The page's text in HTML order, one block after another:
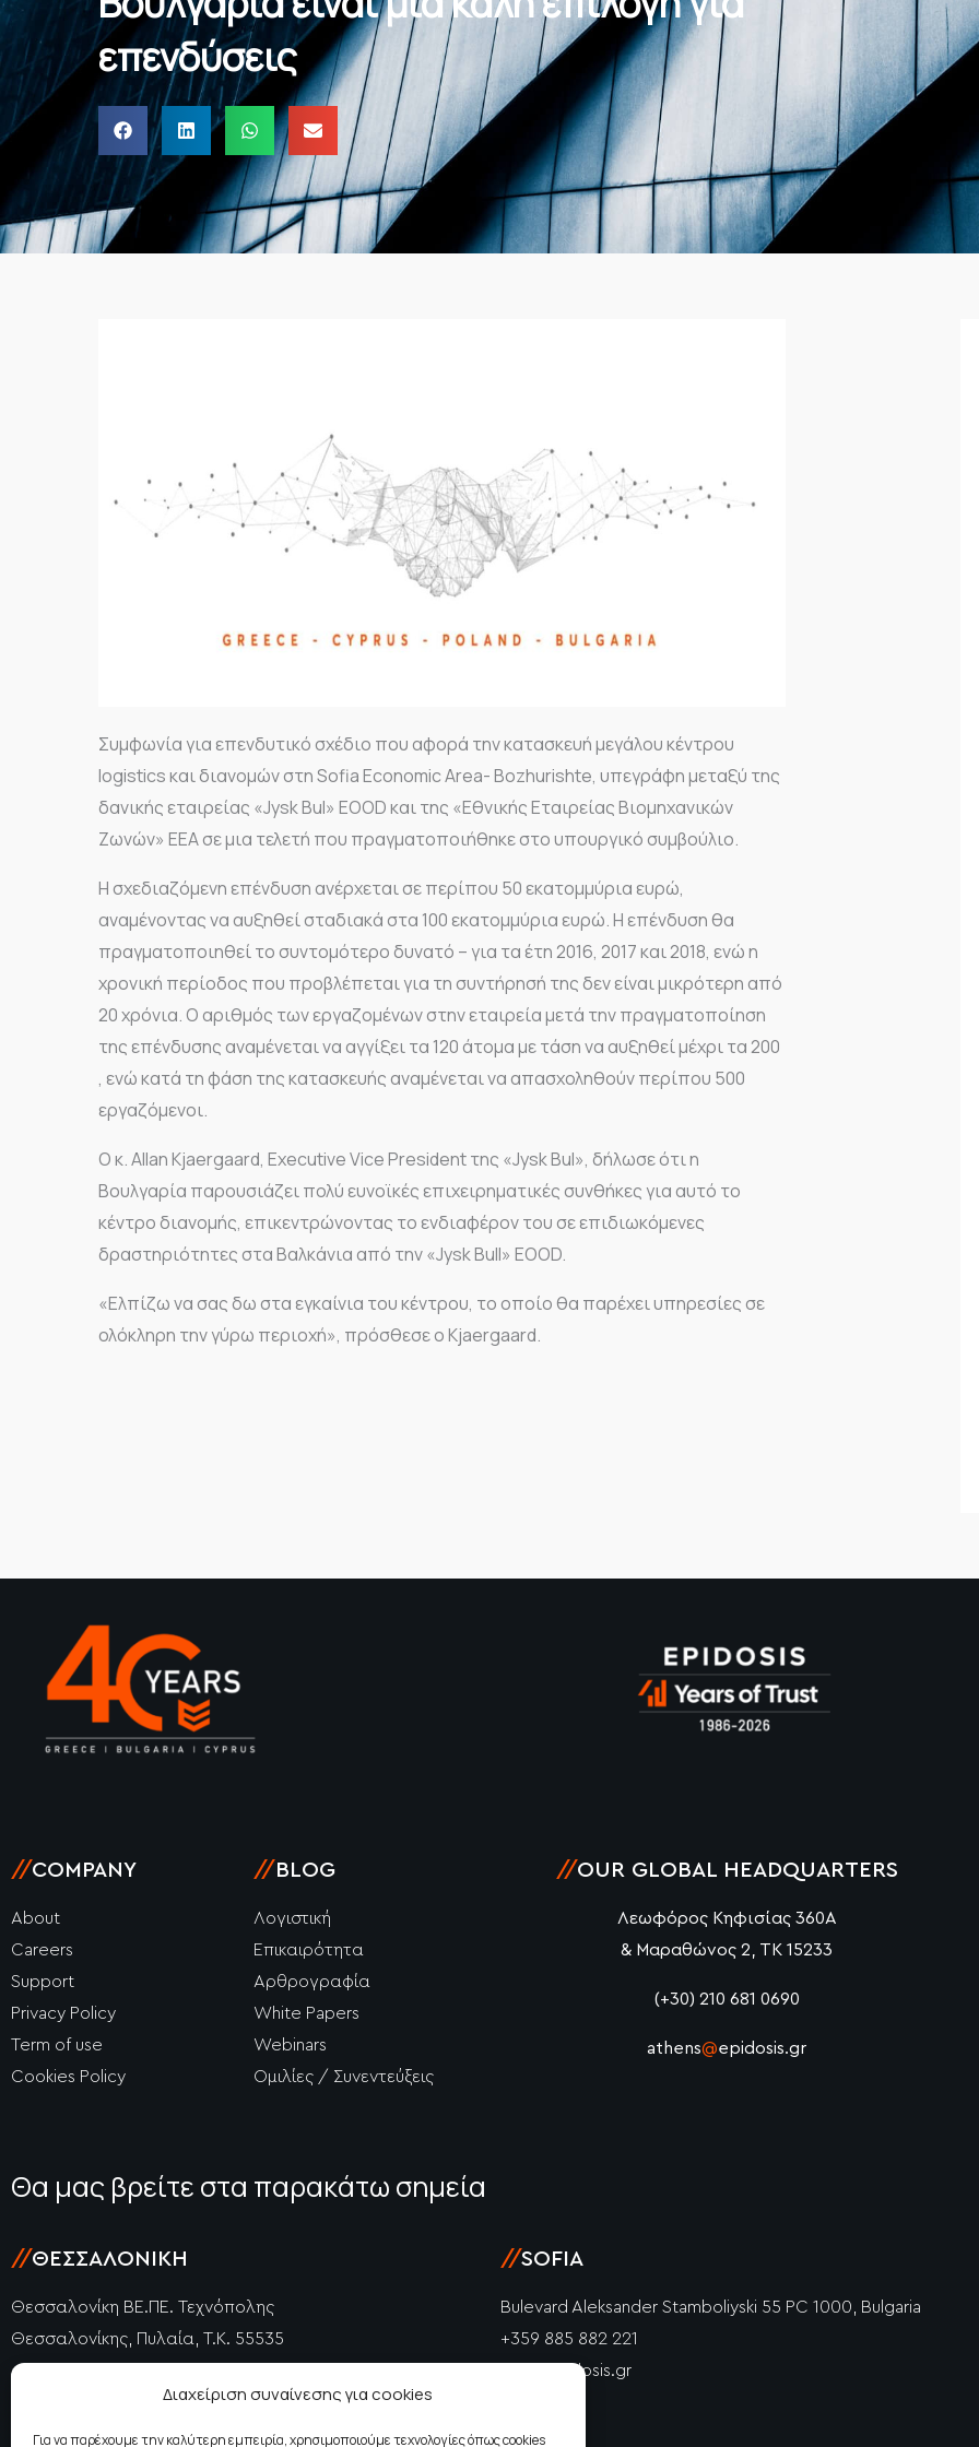
Διαχείριση συναίνεσης για cookies
Για να παρέχουμε την καλύτερη εμπειρία, χρησιμοποιούμε τεχνολογίες όπως cookies
επενδύσεις
Συμφωνία για επενδυτικό σχέδιο που αφορά την κατασκευή μεγάλου κέντρου
logistics και διανομών στη Sofia Economic Area- Bozhurishte, υπεγράφη μεταξύ της
δανικής εταιρείας «Jysk Bul» EOOD και της «Εθνικής Εταιρείας Βιομηχανικών
Ζωνών» ΕΕΑ σε μια τελετή που πραγματοποιήθηκε στο υπουργικό συμβούλιο.
Η σχεδιαζόμενη επένδυση ανέρχεται σε περίπου 50 εκατομμύρια ευρώ,
αναμένοντας να αυξηθεί σταδιακά στα 100 εκατομμύρια ευρώ. Η επένδυση θα
πραγματοποιηθεί το συντομότερο δυνατό – για τα έτη 2016, 2017 και 2018, ενώ η
χρονική περίοδος που προβλέπεται για τη συντήρησή της δεν είναι μικρότερη από
20 χρόνια. Ο αριθμός των εργαζομένων στην εταιρεία μετά την πραγματοποίηση
της επένδυσης αναμένεται να αγγίξει τα 120 άτομα με τάση να αυξηθεί μέχρι τα 200
, ενώ κατά τη φάση της κατασκευής αναμένεται να απασχοληθούν περίπου 500
εργαζόμενοι.
Ο κ. Allan Kjaergaard, Executive Vice President της «Jysk Bul», δήλωσε ότι η
Βουλγαρία παρουσιάζει πολύ ευνοϊκές επιχειρηματικές συνθήκες για αυτό το
κέντρο διανομής, επικεντρώνοντας το ενδιαφέρον του σε επιδιωκόμενες
δραστηριότητες στα Βαλκάνια από την «Jysk Bull» EOOD.
«Ελπίζω να σας δω στα εγκαίνια του κέντρου, το οποίο θα παρέχει υπηρεσίες σε
ολόκληρη την γύρω περιοχή», πρόσθεσε ο Kjaergaard.
//COMPANY
About
Careers
Support
Privacy Policy
Term of use
Cookies Policy
// BLOG
Λογιστική
Επικαιρότητα
Αρθρογραφία
White Papers
Webinars
Ομιλίες / Συνεντεύξεις
//OUR GLOBAL HEADQUARTERS
Λεωφόρος Κηφισίας 360Α
& Μαραθώνος 2, ΤΚ 15233
(+30) 210 681 0690
athens@epidosis.gr
Θα μας βρείτε στα παρακάτω σημεία
//ΘΕΣΣΑΛΟΝΊΚΗ
Θεσσαλονίκη ΒΕ.ΠΕ. Τεχνόπολης
Θεσσαλονίκης, Πυλαία, Τ.Κ. 55535
+30 2310 477725
thessaloniki@epidosis.gr
//SOFIA
Bulevard Aleksander Stamboliyski 55 PC 1000, Bulgaria
+359 885 882 221
info@epidosis.gr